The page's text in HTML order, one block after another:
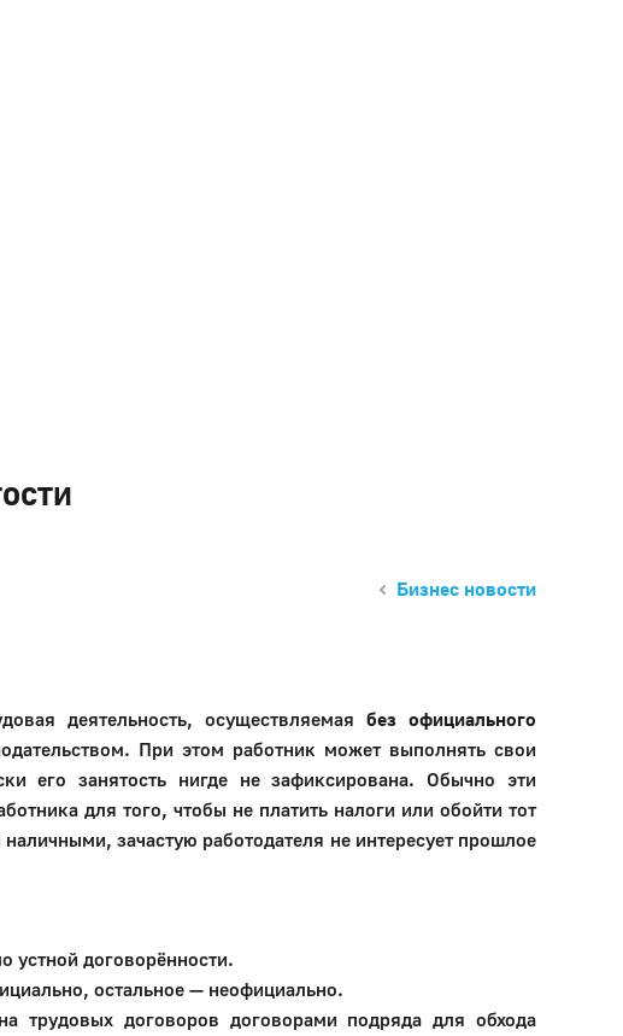
Бизнес новости
деятельность, осуществляемая без официального
При этом работник может выполнять свои
его занятость нигде не зафиксирована. Обычно эти
для того, чтобы не платить налоги или обойти тот
зачастую работодателя не интересует прошлое
устной договорённости.
остальное — неофициально.
трудовых договоров договорами подряда для обхода